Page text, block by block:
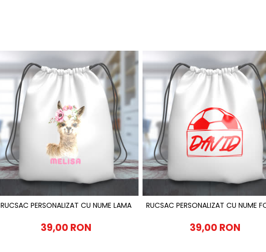
RUCSAC PERSONALIZAT CU NUME LAMA
39,00 RON
RUCSAC PERSONALIZAT CU NUME
39,00 RON